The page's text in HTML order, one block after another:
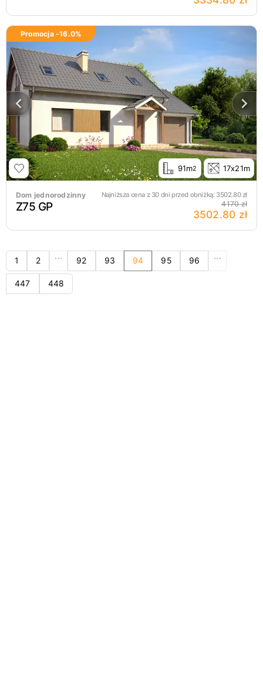
Promocja -16.0%
91m2 17x21m
Dom jednorodzinny Najniższa cena z 30 dni przed obniżką: 3502.80zł
Z75 GP 4170 zł
3502.80 zł
1 2 ... 92 93 94 95 96 ...
447 448